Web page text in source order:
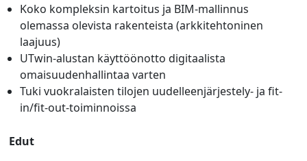
Koko kompleksin kartoitus ja BIM-mallinnus
olemassa olevista rakenteista (arkkitehtoninen
laajuus)
UTwin-alustan käyttöönotto digitaalista
omaisuudenhallintaa varten
Tuki vuokralaisten tilojen uudelleenjärjestely- ja fit-
in/fit-out-toiminnoissa
Edut